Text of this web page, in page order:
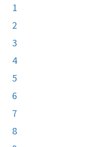
1
2
3
4
5
6
7
8